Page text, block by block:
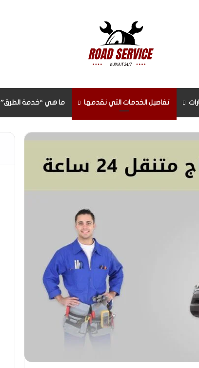
تفاصيل الخدمات التي نقدمها ما هي “خدمة الطرق”